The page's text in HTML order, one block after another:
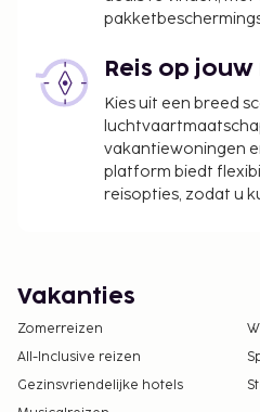
Reis op
Kies uit een breed
vakantiewoningen
platform biedt
reisopties, zodat u
Vakanties
Zomerreizen
All-Inclusive reizen
Gezinsvriendelijke hotels